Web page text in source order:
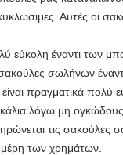
Αυτές οι
έναντι των
σωλήνων
πραγματικά πολύ
λόγω μη
τις
των χρημάτων.